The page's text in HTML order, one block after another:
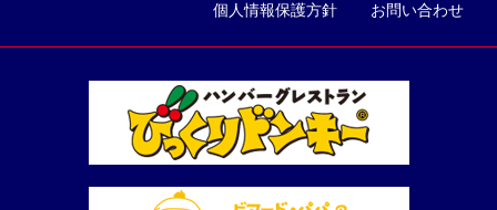
お問い合わせ
個人情報保護方針